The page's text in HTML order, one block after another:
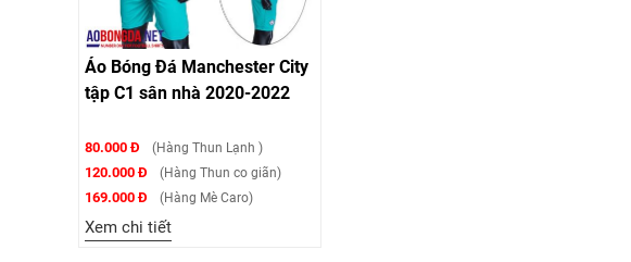
Áo Bóng Đá Manchester City
tập C1 sân nhà 2020-2022
80.000 Đ (Hàng Thun Lạnh )
120.000 Đ (Hàng Thun co giãn)
169.000 Đ (Hàng Mè Caro)
Xem chi tiết